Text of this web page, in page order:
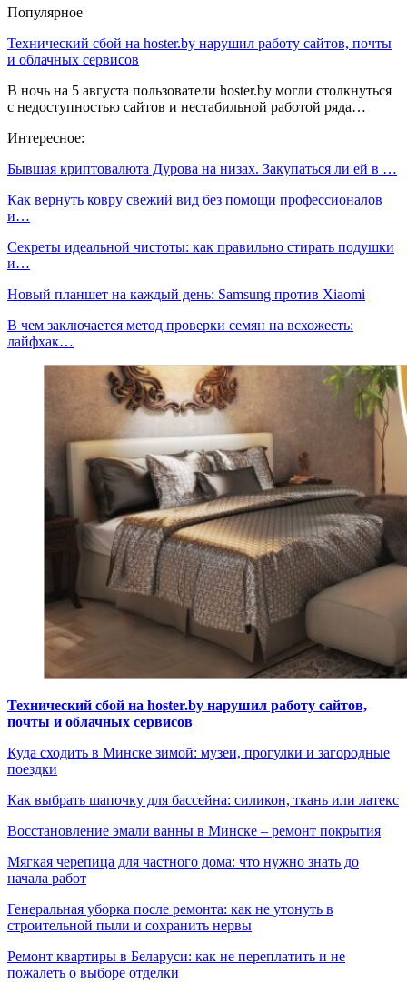
Популярное
Технический сбой на hoster.by нарушил работу сайтов, почты
и облачных сервисов
В ночь на 5 августа пользователи hoster.by могли столкнуться
с недоступностью сайтов и нестабильной работой ряда…
Интересное:
Бывшая криптовалюта Дурова на низах. Закупаться ли ей в …
Как вернуть ковру свежий вид без помощи профессионалов
и…
Секреты идеальной чистоты: как правильно стирать подушки
и…
Новый планшет на каждый день: Samsung против Xiaomi
В чем заключается метод проверки семян на всхожесть:
лайфхак…
Технический сбой на hoster.by нарушил работу сайтов,
почты и облачных сервисов
Куда сходить в Минске зимой: музеи, прогулки и загородные
поездки
Как выбрать шапочку для бассейна: силикон, ткань или латекс
Восстановление эмали ванны в Минске – ремонт покрытия
Мягкая черепица для частного дома: что нужно знать до
начала работ
Генеральная уборка после ремонта: как не утонуть в
строительной пыли и сохранить нервы
Ремонт квартиры в Беларуси: как не переплатить и не
пожалеть о выборе отделки